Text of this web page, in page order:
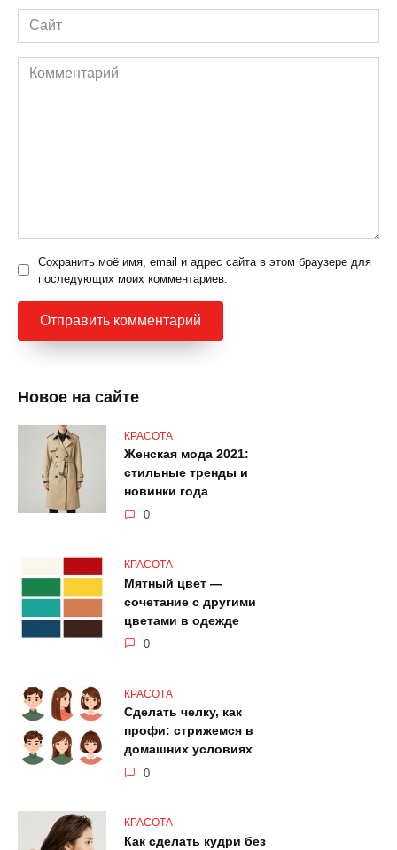
Сайт
Комментарий
Сохранить моё имя, email и адрес сайта в этом браузере для
последующих моих комментариев.
Новое на сайте
КРАСОТА
Женская мода 2021:
стильные тренды и
новинки года
0
КРАСОТА
Мятный цвет —
сочетание с другими
цветами в одежде
0
КРАСОТА
Сделать челку, как
профи: стрижемся в
домашних условиях
0
КРАСОТА
Как сделать кудри без